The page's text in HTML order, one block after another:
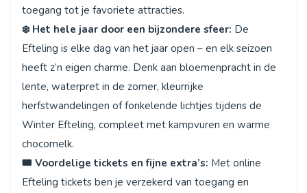
toegang tot je favoriete attracties.
❄️ Het hele jaar door een bijzondere sfeer: De
Efteling is elke dag van het jaar open – en elk seizoen
heeft z’n eigen charme. Denk aan bloemenpracht in de
lente, waterpret in de zomer, kleurrijke
herfstwandelingen of fonkelende lichtjes tijdens de
Winter Efteling, compleet met kampvuren en warme
chocomelk.
🎟️ Voordelige tickets en fijne extra’s: Met online
Efteling tickets ben je verzekerd van toegang en